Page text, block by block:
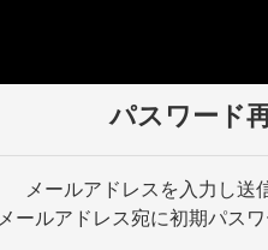
パスワード
メールアドレスを入力し送
メールアドレス宛に初期パス